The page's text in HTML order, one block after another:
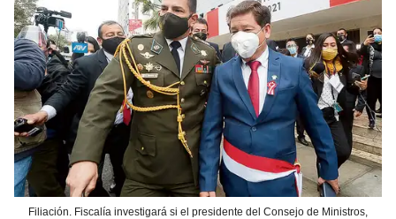
Filiación. Fiscalía investigará si el presidente del Consejo de Ministros,